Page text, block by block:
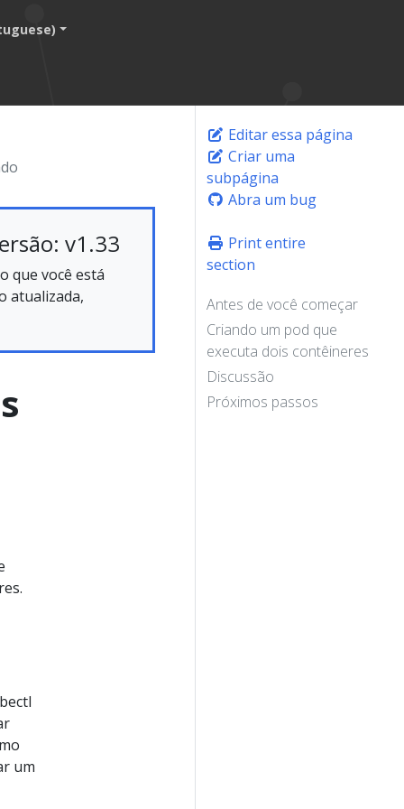
v1.33
que você está
atualizada,
um
Editar essa página
Criar uma
subpágina
Abra um bug
Print entire
section
Antes de você começar
Criando um pod que
executa dois contêineres
Discussão
Próximos passos